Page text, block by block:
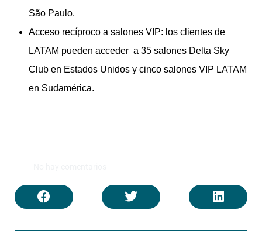
São Paulo.
Acceso recíproco a salones VIP: los clientes de
LATAM pueden acceder a 35 salones Delta Sky
Club en Estados Unidos y cinco salones VIP LATAM
en Sudamérica.